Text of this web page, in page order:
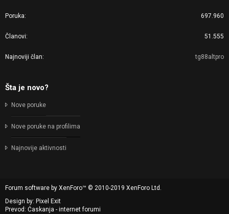
Poruka 697.960
Članovi 51.555
Najnoviji član tg88altpro
Šta je novo?
Nove poruke
Nove poruke na profilima
Najnovije aktivnosti
Forum software by XenForo™ © 2010-2019 XenForo Ltd.
Design by: Pixel Exit
Prevod: Ćaskanja - internet forumi